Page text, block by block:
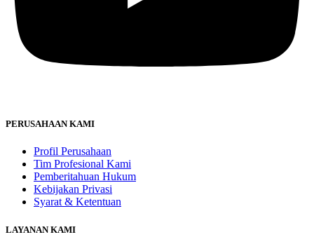
PERUSAHAAN KAMI
Profil Perusahaan
Tim Profesional Kami
Pemberitahuan Hukum
Kebijakan Privasi
Syarat & Ketentuan
LAYANAN KAMI